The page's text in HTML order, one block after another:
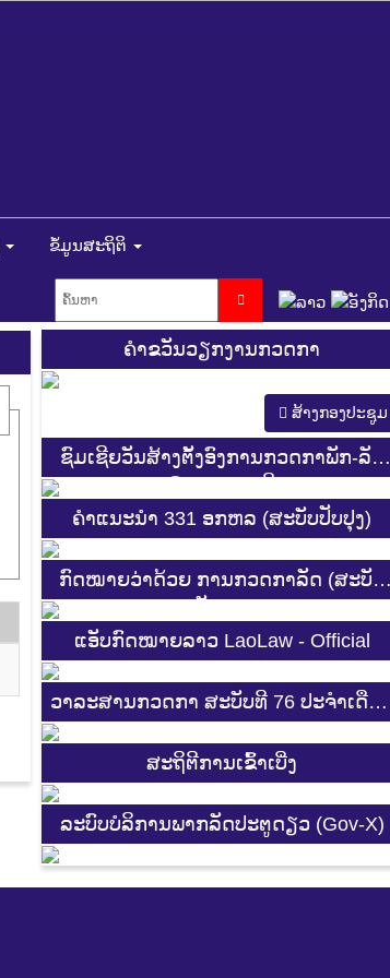
ຂໍ້ມູນສະຖິຕິ
ຄຳຂວັນວຽກງານກວດກາ
ສ້າງກອງປະຊູມ
ຊົມເຊີຍວັນສ້າງຕັ້ງອົງການກວດກາພັກ-ລັດ
ຄຳແນະນຳ 331 ອກຫລ (ສະບັບປັບປຸງ)
ກົດໝາຍວ່າດ້ວຍ ການກວດກາລັດ (ສະບັບ
ແອັບກົດໝາຍລາວ LaoLaw - Official
ວາລະສານກວດກາ ສະບັບທີ 76 ປະຈຳເດືອ
ສະ​ຖິ​ຕີການ​ເຂົ້າ​ເບີ່ງ
ລະບົບບໍລິການພາກລັດປະຕູດຽວ (Gov-X)